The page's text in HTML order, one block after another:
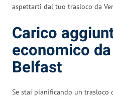
aspettarti dal tuo trasloco da
Carico
economico
Belfast
Se stai pianificando un trasloco